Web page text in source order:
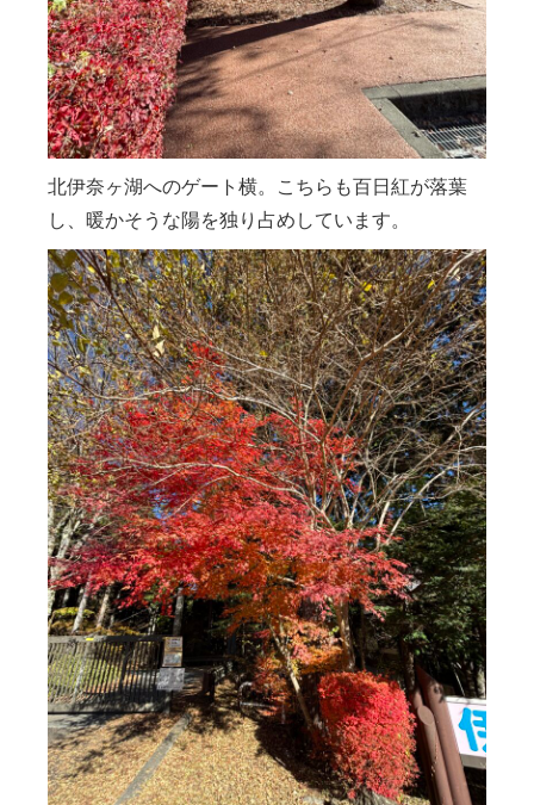
北伊奈ヶ湖へのゲート横。こちらも百日紅が落葉
し、暖かそうな陽を独り占めしています。